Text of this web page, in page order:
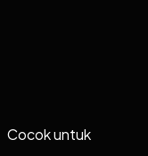
Cocok untuk